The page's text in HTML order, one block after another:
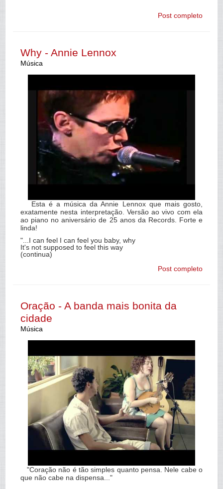
Post completo
Why - Annie Lennox
Música
Esta é a música da Annie Lennox que mais gosto,
exatamente nesta interpretação. Versão ao vivo com ela
ao piano no aniversário de 25 anos da Records. Forte e
linda!
"...I can feel I can feel you baby, why
It's not supposed to feel this way
(continua)
Post completo
Oração - A banda mais bonita da
cidade
Música
"Coração não é tão simples quanto pensa. Nele cabe o
que não cabe na dispensa..."